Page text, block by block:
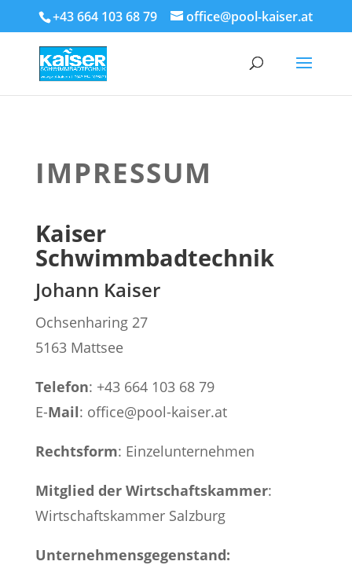
+43 664 103 68 79 office@pool-kaiser.at
IMPRESSUM
Kaiser
Schwimmbadtechnik
Johann Kaiser
Ochsenharing 27
5163 Mattsee
Telefon: +43 664 103 68 79
E-Mail: office@pool-kaiser.at
Rechtsform: Einzelunternehmen
Mitglied der Wirtschaftskammer:
Wirtschaftskammer Salzburg
Unternehmensgegenstand: